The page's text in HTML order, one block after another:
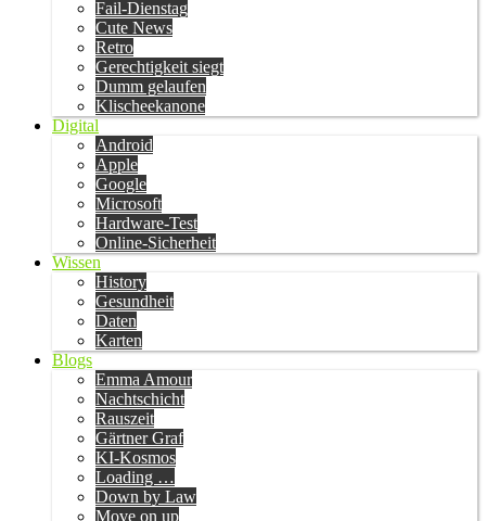
Fail-Dienstag
Cute News
Retro
Gerechtigkeit siegt
Dumm gelaufen
Klischeekanone
Digital
Android
Apple
Google
Microsoft
Hardware-Test
Online-Sicherheit
Wissen
History
Gesundheit
Daten
Karten
Blogs
Emma Amour
Nachtschicht
Rauszeit
Gärtner Graf
KI-Kosmos
Loading …
Down by Law
Move on up